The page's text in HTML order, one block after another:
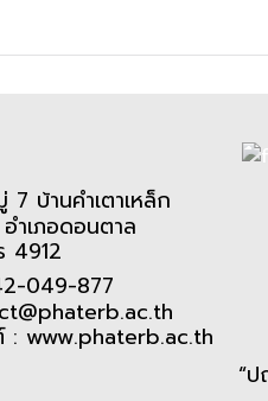
7 บ้านคำเตาเหล็ก
อดอนตาล
4912
049-877
: www.phaterb.ac.th
“